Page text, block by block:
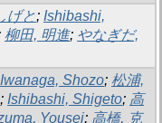
げと; Ishibashi,
柳田, 明進; やなぎだ,
Iwanaga, Shozo; 松浦,
; Ishibashi, Shigeto; 高
Yousei; 高橋, 克